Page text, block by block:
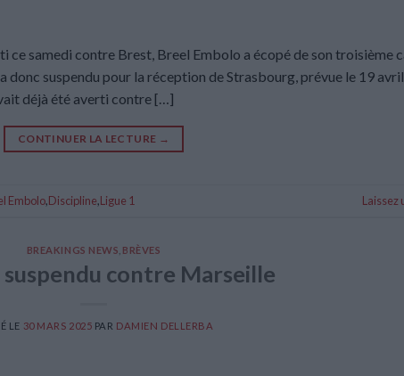
ce samedi contre Brest, Breel Embolo a écopé de son troisième
donc suspendu pour la réception de Strasbourg, prévue le 19
déjà été averti contre […]
CONTINUER LA LECTURE →
Embolo,Discipline,Ligue 1 Laissez
BREAKINGS NEWS BRÈVES
suspendu contre Marseille
LE 30 MARS 2025 PAR DAMIEN DELLERBA